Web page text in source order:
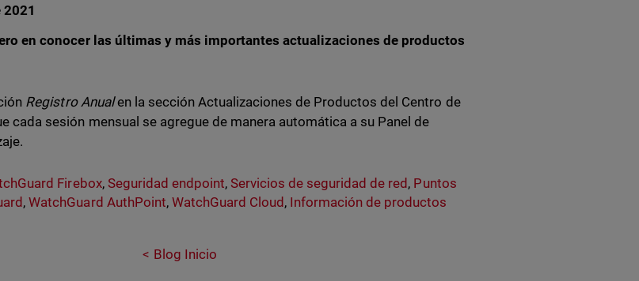
2021
en conocer las últimas y más importantes actualizaciones de productos
Registro Anualen la sección Actualizaciones de Productos del Centro de
cada sesión mensual se agregue de manera automática a su Panel de
Firebox, Seguridad endpoint, Servicios de seguridad de red , Puntos
,WatchGuard AuthPoint, WatchGuard Cloud , Información de productos
Blog Inicio